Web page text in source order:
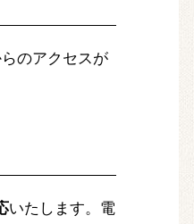
のアクセスが
いたします。電